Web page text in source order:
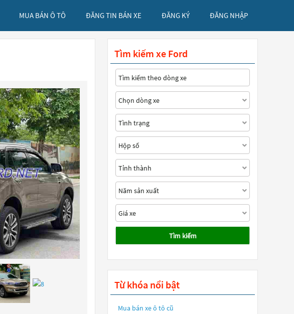
MUA BÁN Ô TÔ ĐĂNG TIN BÁN XE ĐĂNG KÝ ĐĂNG NHẬP
Tìm kiếm xe Ford
Tìm kiếm
Từ khóa nổi bật
Mua bán xe ô tô cũ